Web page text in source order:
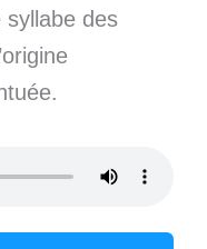
syllabe des